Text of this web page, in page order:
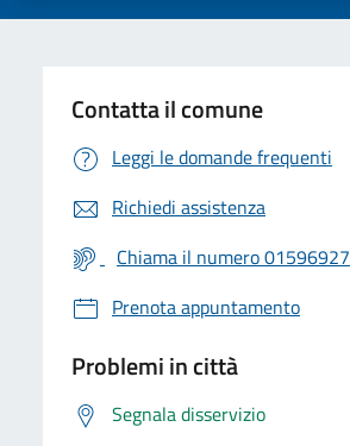
Contatta il comune
Leggi le domande frequenti
Richiedi assistenza
Chiama il numero 01596927
Prenota appuntamento
Problemi in città
Segnala disservizio